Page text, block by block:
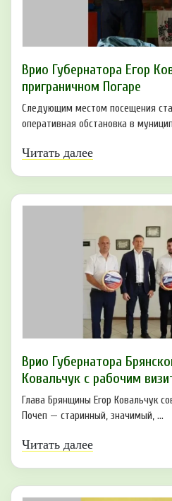
Врио Губернатора Егор
приграничном Погаре
Следующим местом посещения
оперативная обстановка в
Читать далее
Врио Губернатора
Ковальчук с рабочим
Глава Брянщины Егор Ковальчук
Почеп — старинный, значимый, ...
Читать далее